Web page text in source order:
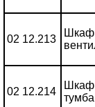
02 12.213
Шкаф
02 12.214
Шкаф